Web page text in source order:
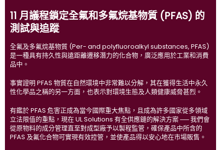
11 月議程鎖定全氟和多氟烷基物質 (PFAS) 的
測試與追蹤
全氟及多氟烷基物質 (Per- and polyfluoroalkyl substances, PFAS)
是一種具有持久性與遠距離遷移潛力的化合物，廣泛應用於工業和消費
品中。
事實證明 PFAS 物質在自然環境中非常難以分解，其在獲得生活中永久
性化學品之稱的另一方面，也表示對環境生態及人類健康威脅甚烈。
有鑑於 PFAS 危害正成為當今國際重大焦點，且成為許多國家從多領域
立法限值的重點，現在 UL Solutions 有全供應鏈的解決方案 ── 我們會
從原物料的成分管理直至對成型廠予以製程監管，確保產品中所含的
PFAS 及氟化合物可實現有效控管，並使產品得以安心地在市場販售。